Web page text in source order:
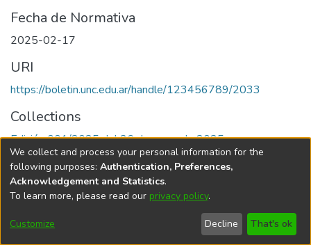
Fecha de Normativa
2025-02-17
URI
https://boletin.unc.edu.ar/handle/123456789/2033
Collections
Edición 001/2025 del 26 de mayo de 2025
Universidad Nacional de Córdoba
We collect and process your personal information for the
following purposes: Authentication, Preferences,
Acknowledgement and Statistics.
To learn more, please read our privacy policy.
Customize Decline That's ok